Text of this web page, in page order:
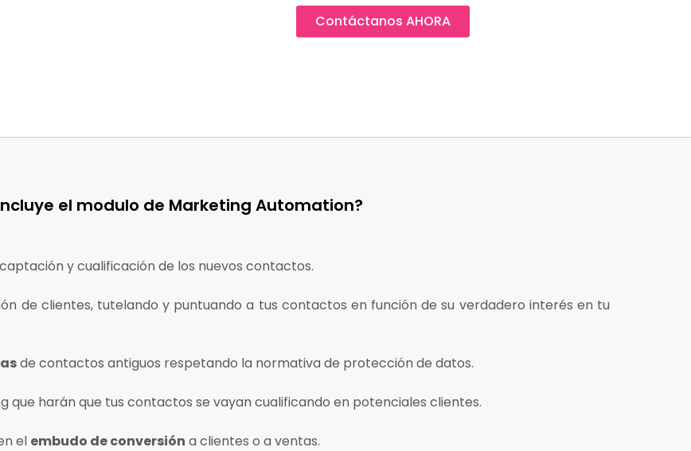
Contáctanos AHORA
el modulo de Marketing Automation?
y cualificación de los nuevos contactos.
de clientes, tutelando y puntuando a tus contactos en función de su verdadero interés en tu
de contactos antiguos respetando la normativa de protección de datos.
que harán que tus contactos se vayan cualificando en potenciales clientes.
el embudo de conversión a clientes o a ventas.